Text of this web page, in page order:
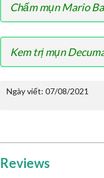
Chấm mụn Mario
Kem trị mụn
Ngày viết: 07/08/2021
Reviews